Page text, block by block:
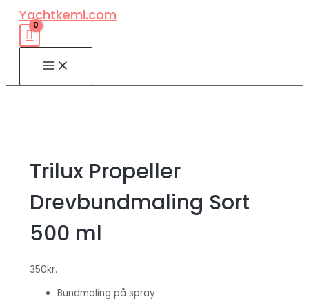
indholdet
Yachtkemi.com
MAIN
MENU
Trilux Propeller
Drevbundmaling Sort
500 ml
350kr.
Bundmaling på spray